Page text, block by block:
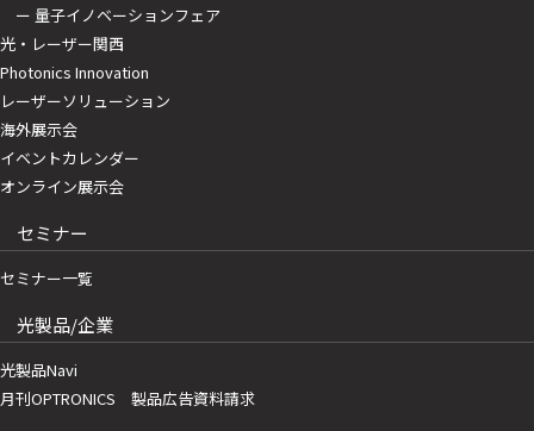
ー 量子イノベーションフェア
光・レーザー関西
Photonics Innovation
レーザーソリューション
海外展示会
イベントカレンダー
オンライン展示会
セミナー
セミナー一覧
光製品/企業
光製品Navi
月刊OPTRONICS 製品広告資料請求